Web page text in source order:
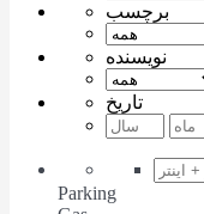
برچسب
نویسنده
تاریخ
Parking